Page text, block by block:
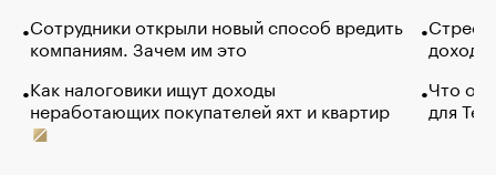
Сотрудники открыли новый способ вредить
компаниям. Зачем им это
Как налоговики ищут доходы
неработающих покупателей яхт и квартир
Что
для